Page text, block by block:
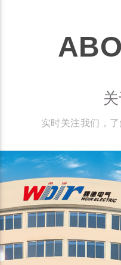
实时关注我们，